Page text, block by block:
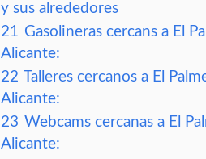
y sus alrededores
21 Gasolineras cercans a El
Alicante:
22 Talleres cercanos a El
Alicante:
23 Webcams cercanas a El
Alicante: